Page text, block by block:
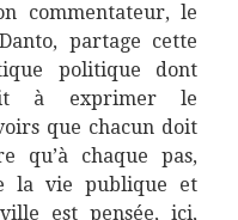
commentateur, le
partage cette
politique dont
à exprimer le
que chacun doit
qu’à chaque pas,
la vie publique et
est pensée, ici,